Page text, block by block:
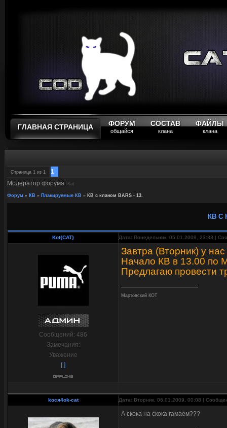
ГЛАВНАЯ СТРАНИЦА ФОРУМ
общайся
СОСТАВ
клана
ФАЙЛЫ
клана
Страница 1 из 1
1
Модератор форума: Kot
Форум » КВ » Планируемые КВ » КВ с кланом BARS - 13.
КВ С
Kot{CAT} Дата: Понедельник, 05.01.2009, 23:33 |
Сообщений: 486
Замечания:
Уважение
[ ]
Завтра (Вторник) у
Начало КВ в 13.00 по
Предлагаю провести
Мартовский КОТ
kocя4ok-cat Дата: Вторник, 06.01.2009, 00:08 |
А скока на скока гамаем???